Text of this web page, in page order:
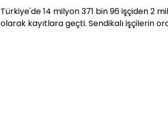
Türkiye'de 14 milyon 371 bin 96 işçiden 2
olarak kayıtlara geçti. Sendikalı işçilerin